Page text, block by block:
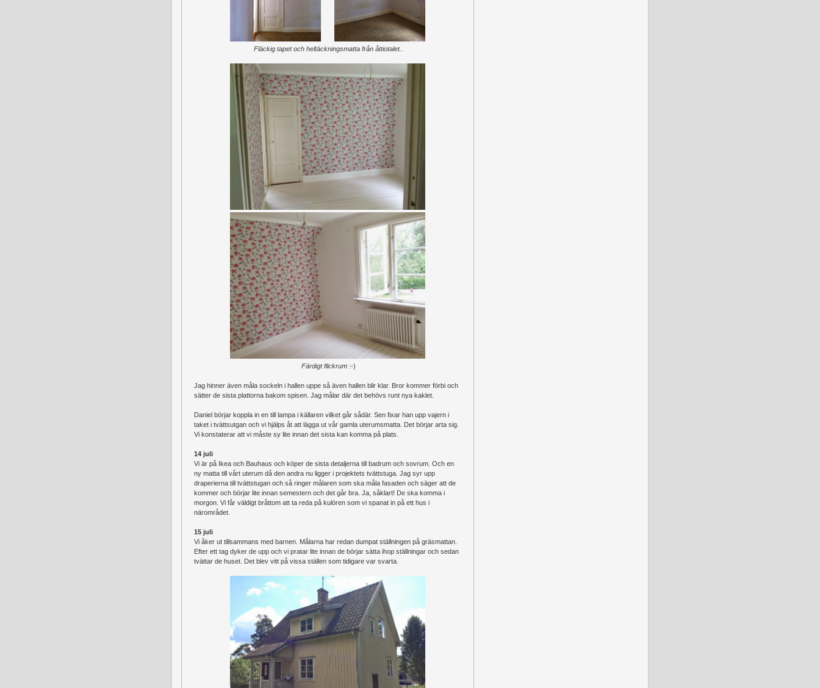
Fläckig tapet och heltäckningsmatta från åttiotalet..
Färdigt flickrum :-)
Jag hinner även måla sockeln i hallen uppe så även hallen blir klar. Bror kommer förbi och
sätter de sista plattorna bakom spisen. Jag målar där det behövs runt nya kaklet.
Daniel börjar koppla in en till lampa i källaren vilket går sådär. Sen fixar han upp vajern i
taket i tvättsutgan och vi hjälps åt att lägga ut vår gamla uterumsmatta. Det börjar arta sig.
Vi konstaterar att vi måste sy lite innan det sista kan komma på plats.
14 juli
Vi är på Ikea och Bauhaus och köper de sista detaljerna till badrum och sovrum. Och en
ny matta till vårt uterum då den andra nu ligger i projektets tvättstuga. Jag syr upp
draperierna till tvättstugan och så ringer målaren som ska måla fasaden och säger att de
kommer och börjar lite innan semestern och det går bra. Ja, såklart! De ska komma i
morgon. Vi får väldigt bråttom att ta reda på kulören som vi spanat in på ett hus i
närområdet.
15 juli
Vi åker ut tillsammans med barnen. Målarna har redan dumpat ställningen på gräsmattan.
Efter ett tag dyker de upp och vi pratar lite innan de börjar sätta ihop ställningar och sedan
tvättar de huset. Det blev vitt på vissa ställen som tidigare var svarta.